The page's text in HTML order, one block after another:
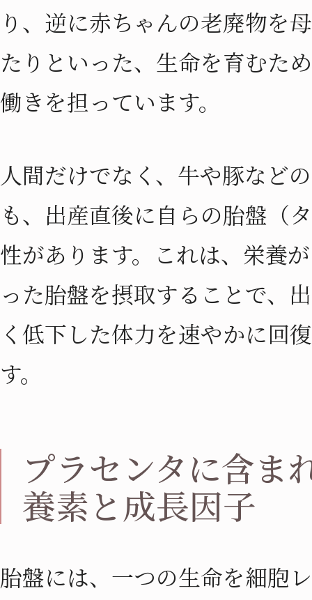
り、逆に赤ちゃんの老廃物を
たりといった、生命を育むた
働きを担っています。
人間だけでなく、牛や豚など
も、出産直後に自らの胎盤（
性があります。これは、栄養
った胎盤を摂取することで、
く低下した体力を速やかに回
す。
プラセンタに含ま
養素と成長因子
胎盤には、一つの生命を細胞